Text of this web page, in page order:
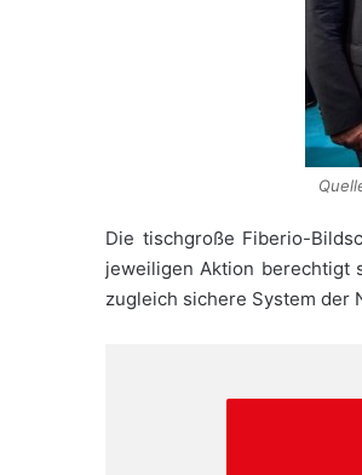
Die tischgroße Fiberio-
jeweiligen Aktion berechtigt
zugleich sichere System der